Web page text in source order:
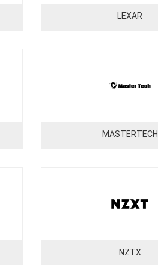
LEXAR
MASTERTECH
NZTX